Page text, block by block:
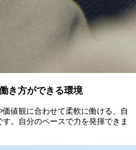
き方ができる環境
価値観に合わせて柔軟に働ける、自
。自分のペースで力を発揮できま